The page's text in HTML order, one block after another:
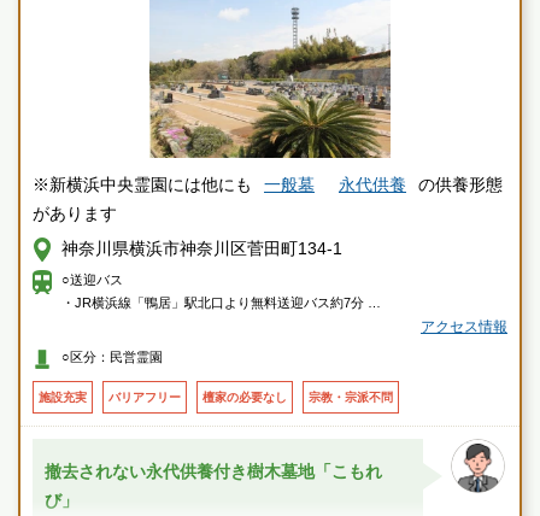
※新横浜中央霊園には他にも 一般墓 永代供養
の供養形態
があります
神奈川県横浜市神奈川区菅田町134-1
○送迎バス
・JR横浜線「鴨居」駅北口より無料送迎バス約7分
○車
・第三京浜「港北I.C」もしくは「羽沢出口」（保土ヶ谷料金所）より約10
分
アクセス情報
○区分：民営霊園
施設充実 バリアフリー 檀家の必要なし 宗教・宗派不問
撤去されない永代供養付き樹木墓地「こもれ
び」